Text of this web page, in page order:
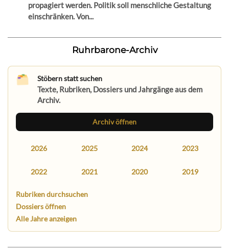
propagiert werden. Politik soll menschliche Gestaltung
einschränken. Von...
Ruhrbarone-Archiv
Stöbern statt suchen
Texte, Rubriken, Dossiers und Jahrgänge aus dem
Archiv.
Archiv öffnen
2026 2025 2024 2023
2022 2021 2020 2019
Rubriken durchsuchen
Dossiers öffnen
Alle Jahre anzeigen